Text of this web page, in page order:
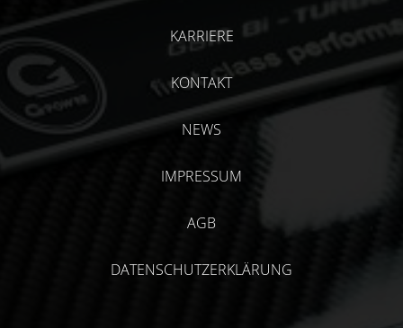
KARRIERE
KONTAKT
NEWS
IMPRESSUM
AGB
DATENSCHUTZERKLÄRUNG